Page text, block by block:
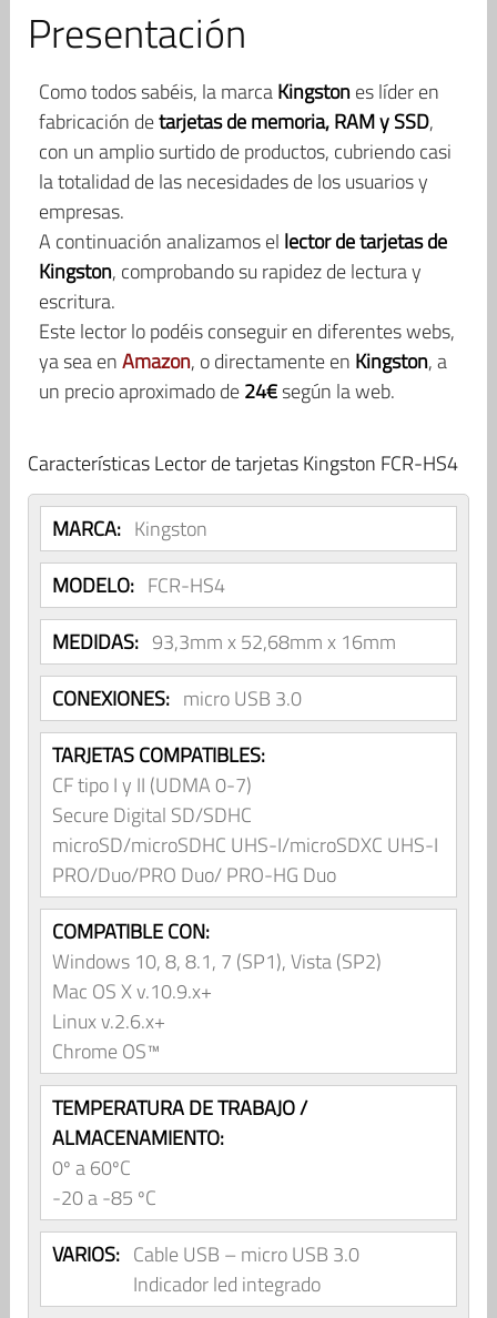
Presentación
Como todos sabéis, la marcaKingstones líder en
fabricación detarjetas de memoria, RAM y SSD,
con un amplio surtido de productos, cubriendo casi
la totalidad de las necesidades de los usuarios y
empresas.
A continuación analizamos el lector de tarjetas de
Kingston, comprobando su rapidez de lectura y
escritura.
Este lector lo podéis conseguir en diferentes webs,
ya sea enAmazon, o directamente en Kingston, a
un precio aproximado de24€según la web.
Características Lector de tarjetas Kingston FCR-HS4
MARCA: Kingston
MODELO: FCR-HS4
MEDIDAS: 93,3mm x 52,68mm x 16mm
CONEXIONES: micro USB 3.0
TARJETAS COMPATIBLES:
CF tipo I y II (UDMA 0-7)
Secure Digital SD/SDHC
microSD/microSDHC UHS-I/microSDXC UHS-I
PRO/Duo/PRO Duo/ PRO-HG Duo
COMPATIBLE CON:
Windows 10, 8, 8.1, 7 (SP1), Vista (SP2)
Mac OS X v.10.9.x+
Linux v.2.6.x+
Chrome OS™
TEMPERATURA DE TRABAJO /
ALMACENAMIENTO:
0º a 60ºC
-20 a -85 ºC
VARIOS: Cable USB – micro USB 3.0
Indicador led integrado